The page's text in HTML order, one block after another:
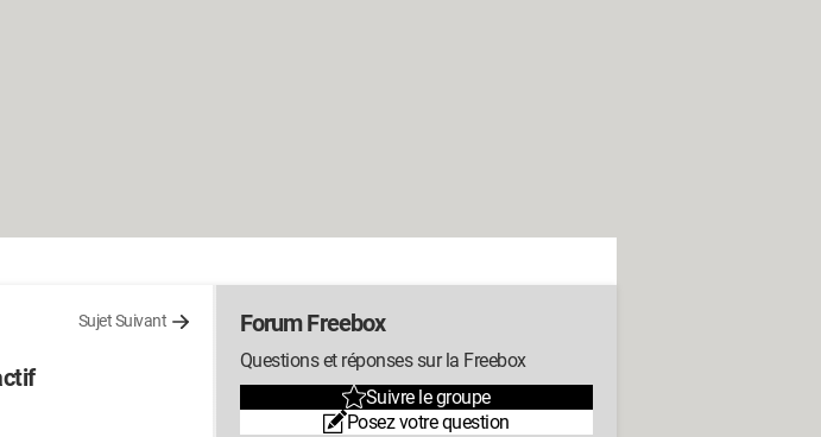
Sujet Suivant Forum Freebox
Questions et réponses sur la Freebox
Suivre le groupe
Posez votre question